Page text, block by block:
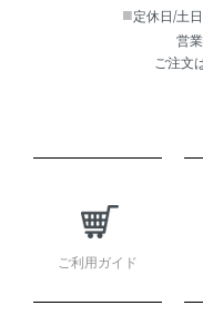
■定休日/土
営
ご注文
ご利用ガイド